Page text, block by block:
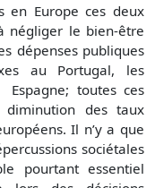
en Europe ces deux
négliger le bien-être
dépenses publiques
au Portugal, les
toutes ces
diminution des taux
Il n’y a que
sociétales
pourtant essentiel